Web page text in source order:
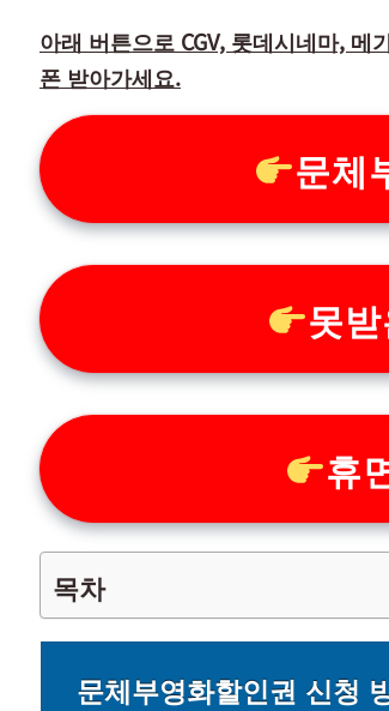
아래 버튼으로 CGV, 롯데시네마,
폰 받아가세요.
문체
못
휴
목차
문체부영화할인권 신청